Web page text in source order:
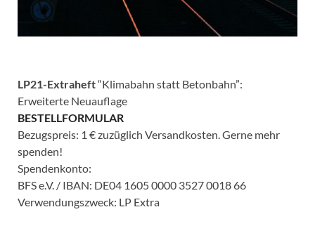
LP21-Extraheft“Klimabahn statt Betonbahn”:
Erweiterte Neuauflage
BESTELLFORMULAR
Bezugspreis: 1 € zuzüglich Versandkosten. Gerne mehr
spenden!
Spendenkonto:
BFS e.V. / IBAN: DE04 1605 0000 3527 0018 66
Verwendungszweck: LP Extra